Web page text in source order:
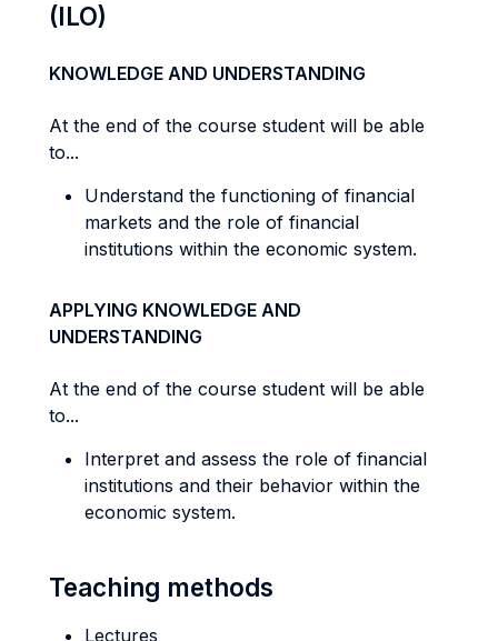
(ILO)
KNOWLEDGE AND UNDERSTANDING
At the end of the course student will be able
to...
Understand the functioning of financial
markets and the role of financial
institutions within the economic system.
APPLYING KNOWLEDGE AND
UNDERSTANDING
At the end of the course student will be able
to...
Interpret and assess the role of financial
institutions and their behavior within the
economic system.
Teaching methods
Lectures